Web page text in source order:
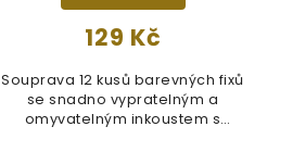
129 Kč
Souprava 12 kusů barevných fixů
se snadno vypratelným a
omyvatelným inkoustem s